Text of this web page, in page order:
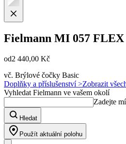
Fielmann MI 057
od2 440,00 Kč
vč. Brýlové čočky Basic
Doplňky a příslušenství >Zobrazit
Vyhledat Fielmann ve vašem okolí
Zadejte
Hledat
Použít aktuální polohu